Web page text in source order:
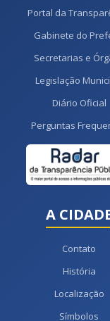
Portal da
Gabinete do
Secretarias e
Legislação
Diário Oficial
Perguntas
A
Contato
História
Localização
Símbolos